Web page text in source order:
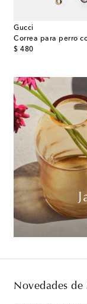
Gucci
Correa para perro
$ 480
original price
Novedades de